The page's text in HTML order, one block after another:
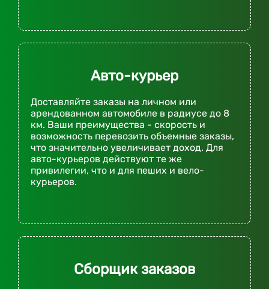
Авто-курьер
Доставляйте заказы на личном или
арендованном автомобиле в радиусе до 8
км. Ваши преимущества - скорость и
возможность перевозить объемные заказы,
что значительно увеличивает доход. Для
авто-курьеров действуют те же
привилегии, что и для пеших и вело-
курьеров.
Сборщик заказов